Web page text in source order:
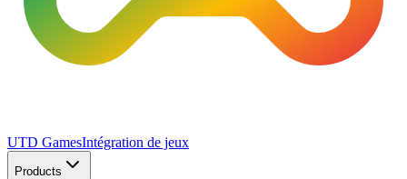
UTD GamesIntégration de jeux
Products